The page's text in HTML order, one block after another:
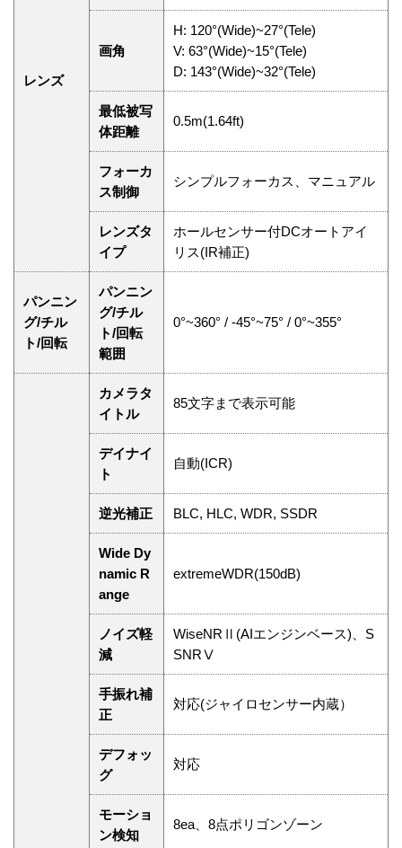
レンズ
画角
H: 120°(Wide)~27°(Tele)
V: 63°(Wide)~15°(Tele)
D: 143°(Wide)~32°(Tele)
最低被写
体距離
0.5m(1.64ft)
フォーカ
ス制御
シンプルフォーカス、マニュアル
レンズタ
イプ
ホールセンサー付DCオートアイ
リス(IR補正)
パンニン
グ/チル
ト/回転
パンニン
グ/チル
ト/回転
範囲
0°~360° / -45°~75° / 0°~355°
カメラタ
イトル
85文字まで表示可能
デイナイ
ト
自動(ICR)
逆光補正 BLC, HLC, WDR, SSDR
Wide Dy
namic R
ange
extremeWDR(150dB)
ノイズ軽
減
WiseNRⅡ(AIエンジンベース)、S
SNRⅤ
手振れ補
正
対応(ジャイロセンサー内蔵）
デフォッ
グ
対応
モーショ
ン検知
8ea、8点ポリゴンゾーン